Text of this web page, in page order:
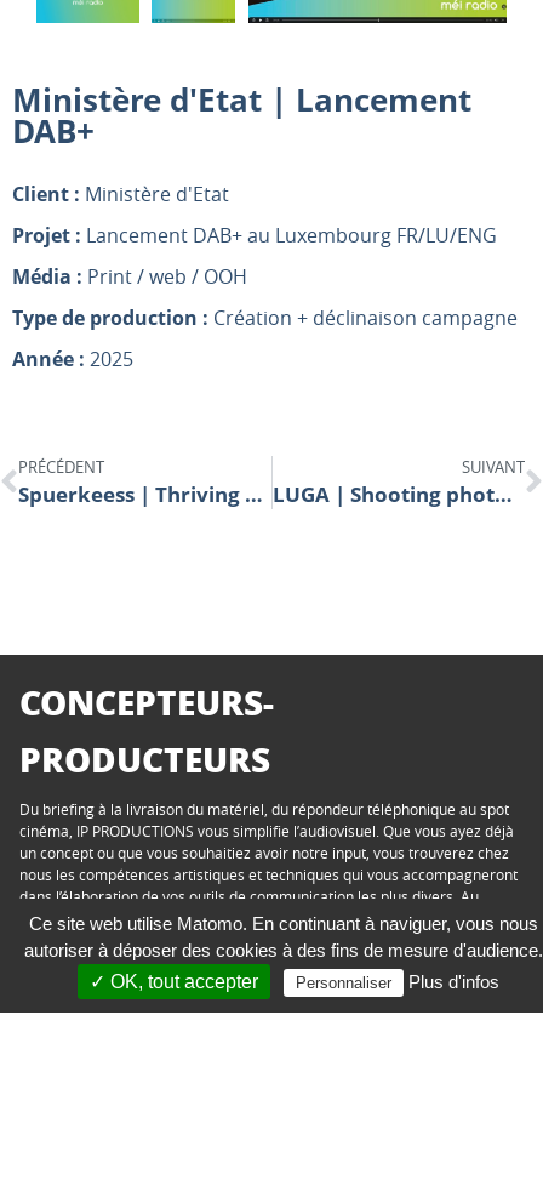
Ministère d'Etat | Lancement
DAB+
Client : Ministère d'Etat
Projet : Lancement DAB+ au Luxembourg FR/LU/ENG
Média : Print / web / OOH
Type de production : Création + déclinaison campagne
Année : 2025
PRÉCÉDENT
Spuerkeess | Thriving together
SUIVANT
LUGA | Shooting photos 2025
CONCEPTEURS-
PRODUCTEURS
Du briefing à la livraison du matériel, du répondeur téléphonique au spot
cinéma, IP PRODUCTIONS vous simplifie l’audiovisuel. Que vous ayez déjà
un concept ou que vous souhaitiez avoir notre input, vous trouverez chez
nous les compétences artistiques et techniques qui vous accompagneront
dans l’élaboration de vos outils de communication les plus divers. Au
meilleur rapport qualité/efficacité/prix.
Ce site web utilise Matomo. En continuant à naviguer, vous nous
autoriser à déposer des cookies à des fins de mesure d'audience.
✓ OK, tout accepter
Personnaliser Plus d'infos